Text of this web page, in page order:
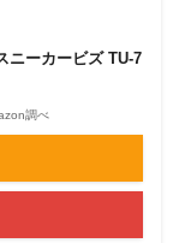
ニーカービズ TU-7
調べ